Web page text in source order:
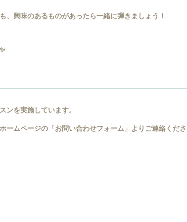
、興味のあるものがあったら一緒に弾きましょう！
ンを実施しています。
ームページの「お問い合わせフォーム」よりご連絡くだ